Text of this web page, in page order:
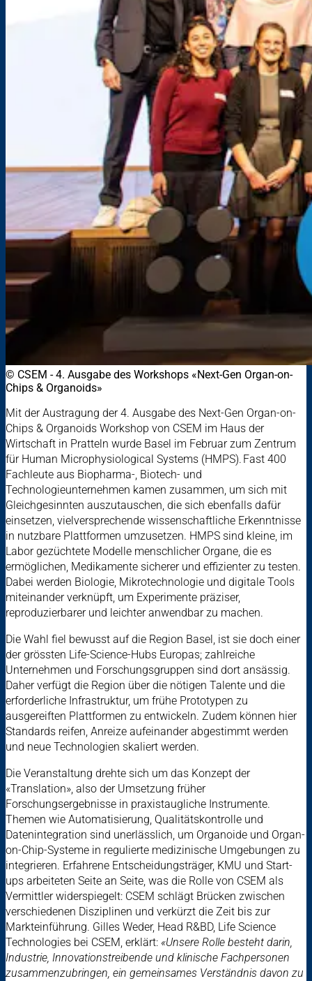
© CSEM - 4. Ausgabe des Workshops «Next-Gen Organ-on-
Chips & Organoids»
Mit der Austragung der 4. Ausgabe des Next-Gen Organ-on-
Chips & Organoids Workshop von CSEM im Haus der
Wirtschaft in Pratteln wurde Basel im Februar zum Zentrum
für Human Microphysiological Systems (HMPS). Fast 400
Fachleute aus Biopharma-, Biotech- und
Technologieunternehmen kamen zusammen, um sich mit
Gleichgesinnten auszutauschen, die sich ebenfalls dafür
einsetzen, vielversprechende wissenschaftliche Erkenntnisse
in nutzbare Plattformen umzusetzen. HMPS sind kleine, im
Labor gezüchtete Modelle menschlicher Organe, die es
ermöglichen, Medikamente sicherer und effizienter zu testen.
Dabei werden Biologie, Mikrotechnologie und digitale Tools
miteinander verknüpft, um Experimente präziser,
reproduzierbarer und leichter anwendbar zu machen.
Die Wahl fiel bewusst auf die Region Basel, ist sie doch einer
der grössten Life-Science-Hubs Europas; zahlreiche
Unternehmen und Forschungsgruppen sind dort ansässig.
Daher verfügt die Region über die nötigen Talente und die
erforderliche Infrastruktur, um frühe Prototypen zu
ausgereiften Plattformen zu entwickeln. Zudem können hier
Standards reifen, Anreize aufeinander abgestimmt werden
und neue Technologien skaliert werden.
Die Veranstaltung drehte sich um das Konzept der
«Translation», also der Umsetzung früher
Forschungsergebnisse in praxistaugliche Instrumente.
Themen wie Automatisierung, Qualitätskontrolle und
Datenintegration sind unerlässlich, um Organoide und Organ-
on-Chip-Systeme in regulierte medizinische Umgebungen zu
integrieren. Erfahrene Entscheidungsträger, KMU und Start-
ups arbeiteten Seite an Seite, was die Rolle von CSEM als
Vermittler widerspiegelt: CSEM schlägt Brücken zwischen
verschiedenen Disziplinen und verkürzt die Zeit bis zur
Markteinführung. Gilles Weder, Head R&BD, Life Science
Technologies bei CSEM, erklärt: «Unsere Rolle besteht darin,
Industrie, Innovationstreibende und klinische Fachpersonen
zusammenzubringen, ein gemeinsames Verständnis davon zu